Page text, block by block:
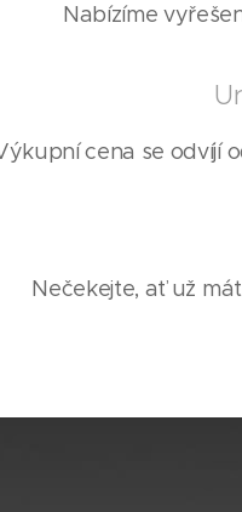
Nabízíme
cena se odvíjí
Nečekejte, ať už